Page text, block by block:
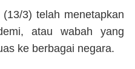
3) telah menetapkan
atau wabah yang
ke berbagai negara.